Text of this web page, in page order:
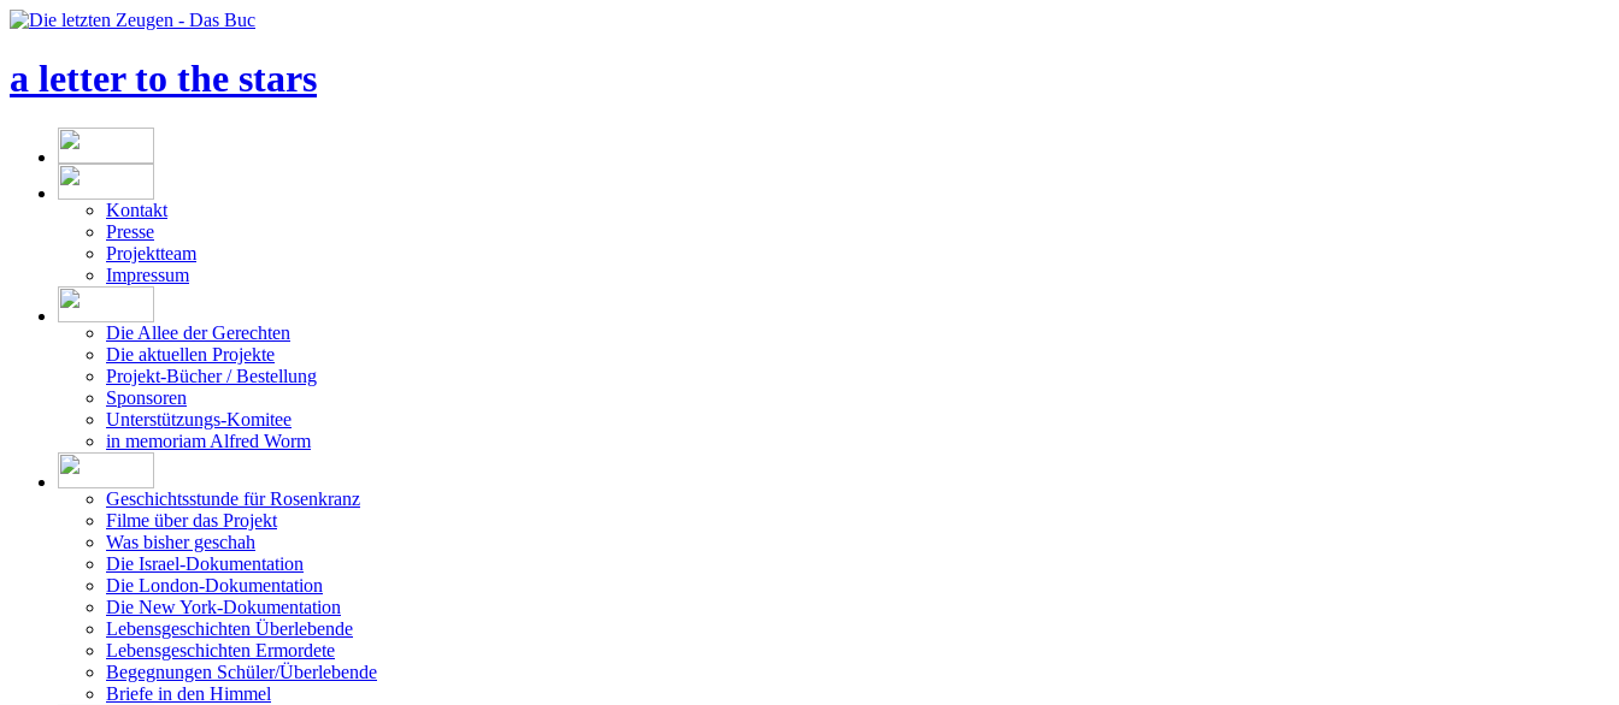
a letter to the stars
Kontakt
Presse
Projektteam
Impressum
Die Allee der Gerechten
Die aktuellen Projekte
Projekt-Bücher / Bestellung
Sponsoren
Unterstützungs-Komitee
in memoriam Alfred Worm
Geschichtsstunde für Rosenkranz
Filme über das Projekt
Was bisher geschah
Die Israel-Dokumentation
Die London-Dokumentation
Die New York-Dokumentation
Lebensgeschichten Überlebende
Lebensgeschichten Ermordete
Begegnungen Schüler/Überlebende
Briefe in den Himmel